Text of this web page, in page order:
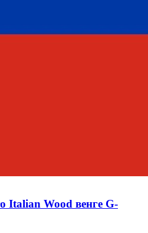
Italian Wood венге G-